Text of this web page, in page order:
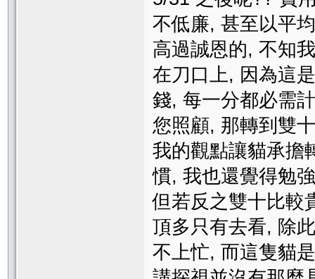
不低廉, 甚至以平
高過誠恩的, 不知
在刀口上, 因為這
錢, 每一分都必需
您照顧, 那轉到雙
我的觀點讓貓承擔
慣, 我也還覺得勉
但若反之雙十比較
頂多只有去看, 除
不上忙, 而這隻貓